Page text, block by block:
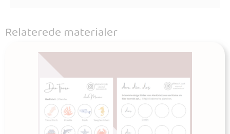
Relaterede materialer